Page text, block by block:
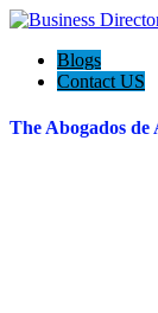
Blogs
Contact US
The Abogados